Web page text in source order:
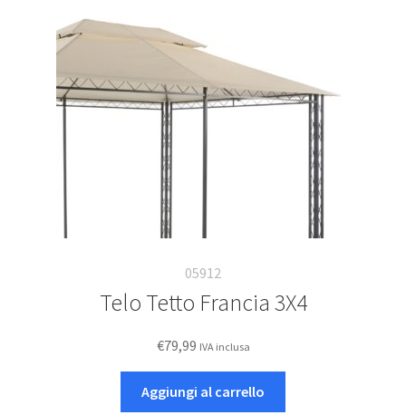
05912
Telo Tetto Francia 3X4
€79,99 IVA inclusa
Aggiungi al carrello